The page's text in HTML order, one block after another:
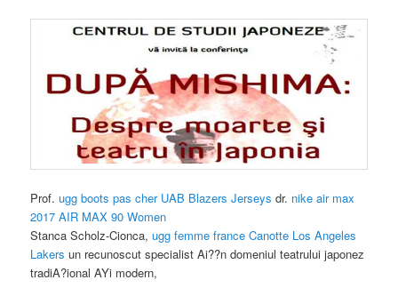
Prof.ugg boots pas cher UAB Blazers Jerseys dr. nike air max
2017 AIR MAX 90 Women
Stanca Scholz-Cionca,ugg femme france Canotte Los Angeles
Lakers un recunoscut specialist Ai??n domeniul teatrului japonez
tradiA?ional AYi modern,